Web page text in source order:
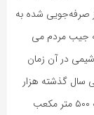
صرفه‌جویی شده به
جیب مردم می
در آن زمان
سال گذشته هزار
متر مکعب مصرف داشته است و اکنون با صرفه‌جویی به ۵۰۰ متر مکعب